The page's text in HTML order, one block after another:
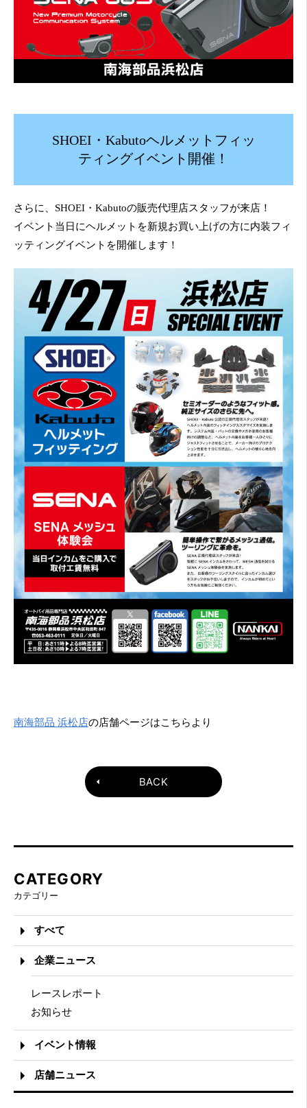
SHOEI・Kabutoヘルメットフィッ
ティングイベント開催！
さらに、SHOEI・Kabutoの販売代理店スタッフが来店！
イベント当日にヘルメットを新規お買い上げの方に内装フィ
ッティングイベントを開催します！
南海部品 浜松店の店舗ページはこちらより
BACK
CATEGORY
カテゴリー
すべて
企業ニュース
レースレポート
お知らせ
イベント情報
店舗ニュース